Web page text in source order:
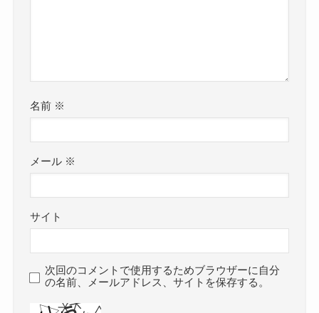
名前 ※
メール ※
サイト
次回のコメントで使用するためブラウザーに自分
の名前、メールアドレス、サイトを保存する。